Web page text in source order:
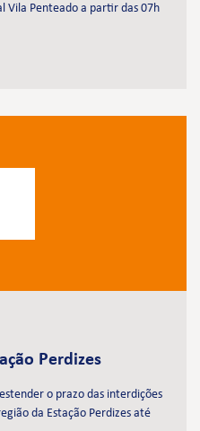
Vila Penteado a partir das 07h
Perdizes
o prazo das interdições
da Estação Perdizes até